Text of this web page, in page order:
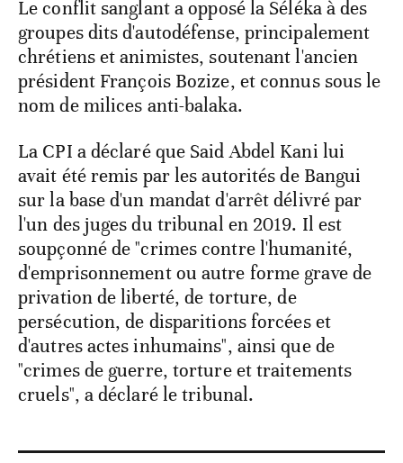
Le conflit sanglant a opposé la Séléka à des
groupes dits d'autodéfense, principalement
chrétiens et animistes, soutenant l'ancien
président François Bozize, et connus sous le
nom de milices anti-balaka.
La CPI a déclaré que Said Abdel Kani lui
avait été remis par les autorités de Bangui
sur la base d'un mandat d'arrêt délivré par
l'un des juges du tribunal en 2019. Il est
soupçonné de "crimes contre l'humanité,
d'emprisonnement ou autre forme grave de
privation de liberté, de torture, de
persécution, de disparitions forcées et
d'autres actes inhumains", ainsi que de
"crimes de guerre, torture et traitements
cruels", a déclaré le tribunal.